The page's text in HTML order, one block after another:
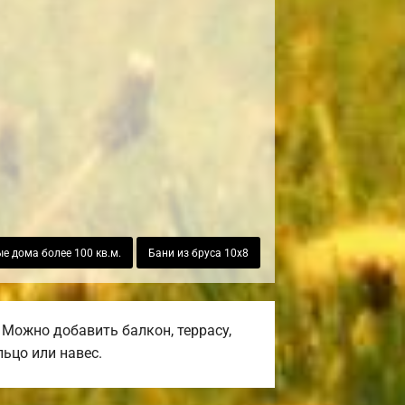
дома более 100 кв.м. Бани из бруса 10х8
добавить балкон, террасу,
или навес.